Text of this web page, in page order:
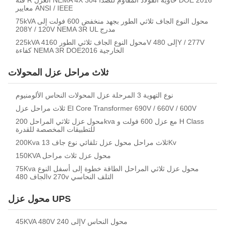
معايير ANSI / IEEE
75kVA محول النوع الجاف ثلاثي الطور بجهد منخفض 600 فولت إلى
208Y / 120V NEMA 3R UL مدرج
225kVA محول النوع الجاف ثلاثي الطور 4160V إلى 480Y / 277V
كفاءة NEMA 3R DOE2016 الخارجية
ثلاث مراحل عزل المحولات
نوع التهوية 3 المرحلة عزل المحولات النحاس الألومنيوم
ثلاث مراحل عزل EI Core Transformer 690V / 660V / 600V
محول عزل ثلاثي المراحل 200kva مع عزل 600 فولت و H Class
للتطبيقات المخصصة للقدرة
200Kva ثلاث مراحل محول عزل تلقائي نوع جاف 13Kv
150KVA محول عزل ثلاث مراحل
75Kva محول عزل ثلاثي المراحل الطاقة خطوة إلى أسفل النوع
الجاف 480v 270v التلف النحاسي
محول عزل UPS
45KVA 480V إلى 240V محول النحاس